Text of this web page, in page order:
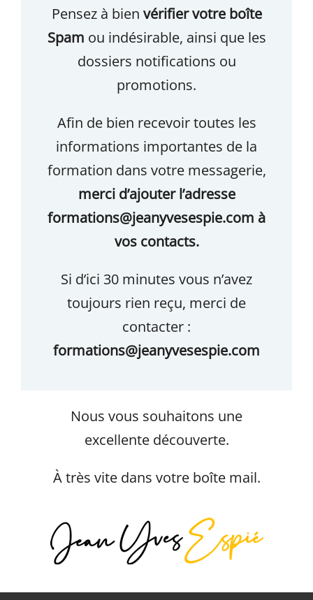
Pensez à bien vérifier votre boîte
Spam ou indésirable, ainsi que les
dossiers notifications ou
promotions.
Afin de bien recevoir toutes les
informations importantes de la
formation dans votre messagerie,
merci d’ajouter l’adresse
formations@jeanyvesespie.com à
vos contacts.
Si d’ici 30 minutes vous n’avez
toujours rien reçu, merci de
contacter :
formations@jeanyvesespie.com
Nous vous souhaitons une
excellente découverte.
À très vite dans votre boîte mail.